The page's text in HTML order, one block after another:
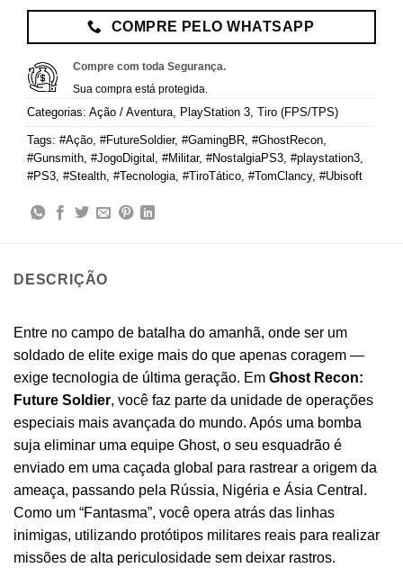
COMPRE PELO WHATSAPP
Compre com toda Segurança.
Sua compra está protegida.
Categorias: Ação / Aventura PlayStation 3 Tiro (FPS/TPS)
Tags: #Ação #FutureSoldier, #GamingBR #GhostRecon
#Gunsmith #JogoDigital #Militar, #NostalgiaPS3 #playstation3
#PS3 #Stealth #Tecnologia #TiroTático #TomClancy, #Ubisoft
DESCRIÇÃO
Entre no campo de batalha do amanhã, onde ser um
soldado de elite exige mais do que apenas coragem —
exige tecnologia de última geração. Em Ghost Recon:
Future Soldier, você faz parte da unidade de operações
especiais mais avançada do mundo. Após uma bomba
suja eliminar uma equipe Ghost, o seu esquadrão é
enviado em uma caçada global para rastrear a origem da
ameaça, passando pela Rússia, Nigéria e Ásia Central.
Como um “Fantasma”, você opera atrás das linhas
inimigas, utilizando protótipos militares reais para realizar
missões de alta periculosidade sem deixar rastros.